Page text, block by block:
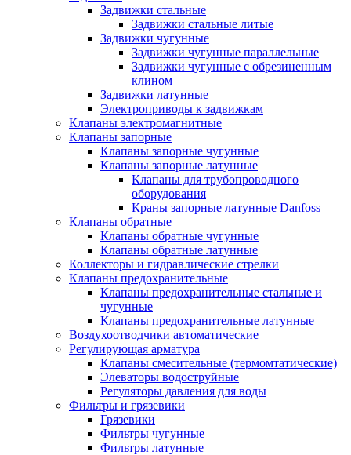
Задвижки стальные
Задвижки стальные литые
Задвижки чугунные
Задвижки чугунные параллельные
Задвижки чугунные с обрезиненным
клином
Задвижки латунные
Электроприводы к задвижкам
Клапаны электромагнитные
Клапаны запорные
Клапаны запорные чугунные
Клапаны запорные латунные
Клапаны для трубопроводного
оборудования
Краны запорные латунные Danfoss
Клапаны обратные
Клапаны обратные чугунные
Клапаны обратные латунные
Коллекторы и гидравлические стрелки
Клапаны предохранительные
Клапаны предохранительные стальные и
чугунные
Клапаны предохранительные латунные
Воздухоотводчики автоматические
Регулирующая арматура
Клапаны смесительные (термомтатические)
Элеваторы водоструйные
Регуляторы давления для воды
Фильтры и грязевики
Грязевики
Фильтры чугунные
Фильтры латунные